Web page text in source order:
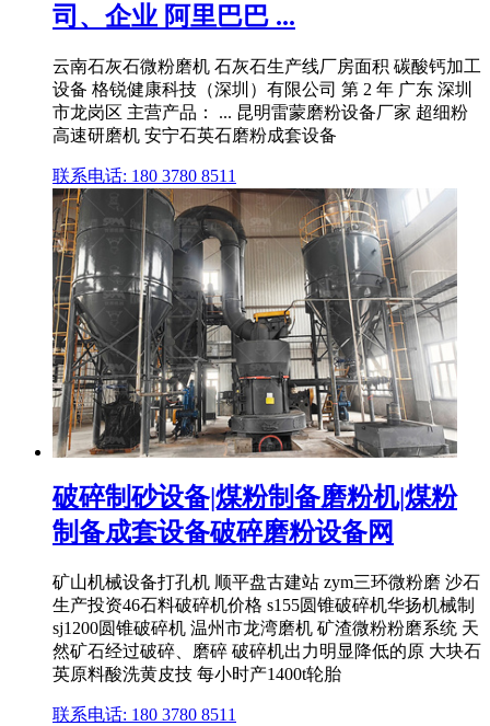
司、企业 阿里巴巴 ...
云南石灰石微粉磨机 石灰石生产线厂房面积 碳酸钙加工
设备 格锐健康科技（深圳）有限公司 第 2 年 广东 深圳
市龙岗区 主营产品： ... 昆明雷蒙磨粉设备厂家 超细粉
高速研磨机 安宁石英石磨粉成套设备
联系电话: 180 3780 8511
破碎制砂设备|煤粉制备磨粉机|煤粉
制备成套设备破碎磨粉设备网
矿山机械设备打孔机 顺平盘古建站 zym三环微粉磨 沙石
生产投资46石料破碎机价格 s155圆锥破碎机华扬机械制
sj1200圆锥破碎机 温州市龙湾磨机 矿渣微粉粉磨系统 天
然矿石经过破碎、磨碎 破碎机出力明显降低的原 大块石
英原料酸洗黄皮技 每小时产1400t轮胎
联系电话: 180 3780 8511